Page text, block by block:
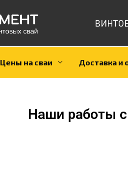
Цены на сваи Доставка и
Наши работы